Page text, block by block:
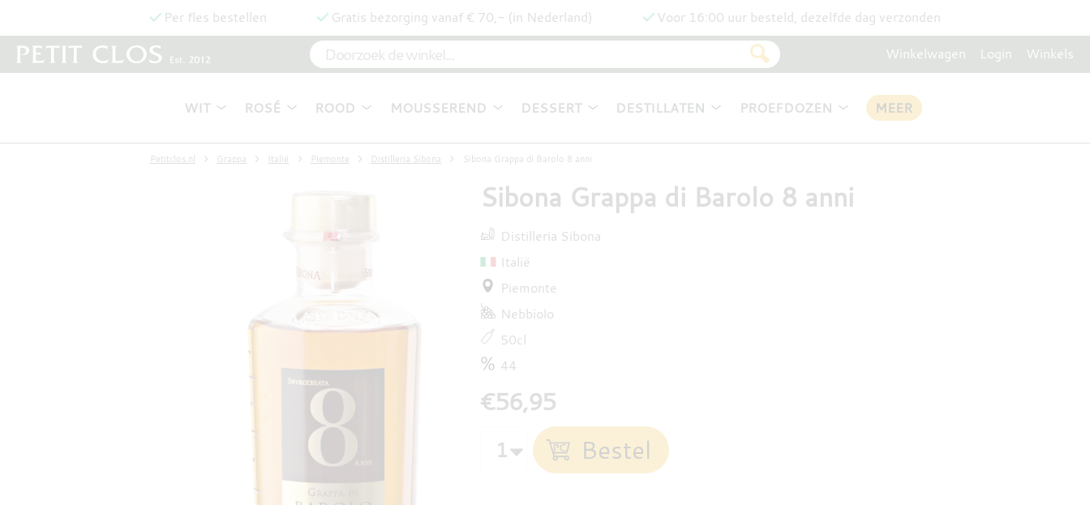
Per fles bestellen Gratis bezorging vanaf € 70,- (in Nederland) Voor 16:00 uur besteld, dezelfde dag verzonden
Winkelwagen Login Winkels
WIT ROSÉ ROOD MOUSSEREND DESSERT DESTILLATEN PROEFDOZEN MEER
Petitclos.nl Grappa Italië Piemonte Distilleria Sibona Sibona Grappa di Barolo 8 anni
Sibona Grappa di Barolo 8 anni
Distilleria Sibona
Italië
Piemonte
Nebbiolo
50cl
44
€56,95